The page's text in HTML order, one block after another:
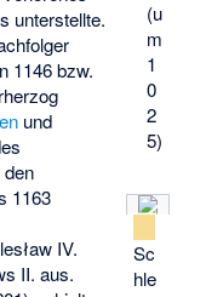
(u
m
1
0
2
5)
Sc
hle
unterstellte.
1146 bzw.
und
den
1163
IV.
II. aus.